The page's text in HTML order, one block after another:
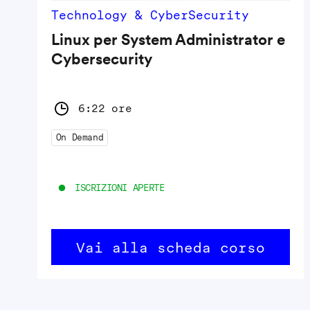
Technology & CyberSecurity
Linux per System Administrator e
Cybersecurity
6:22 ore
On Demand
ISCRIZIONI APERTE
Vai alla scheda corso